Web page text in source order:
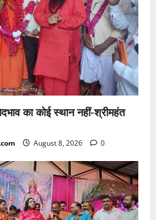
का कोई स्थान नहीं-श्रीमहंत
August 8, 2026 0